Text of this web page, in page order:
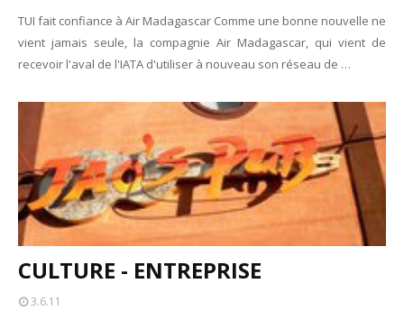
TUI fait confiance à Air Madagascar Comme une bonne nouvelle ne
vient jamais seule, la compagnie Air Madagascar, qui vient de
recevoir l'aval de l'IATA d'utiliser à nouveau son réseau de …
CULTURE - ENTREPRISE
3.6.11